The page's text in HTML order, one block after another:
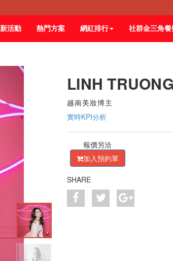
活動 熱門方案 網紅排行 社群金三角
LINH TRUONG
越南美妝博主
實時KPI分析
報價另洽
加入預約單
SHARE